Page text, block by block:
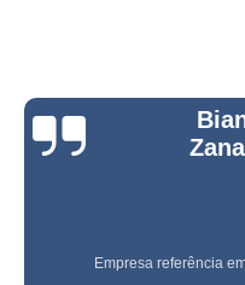
Empresa referência